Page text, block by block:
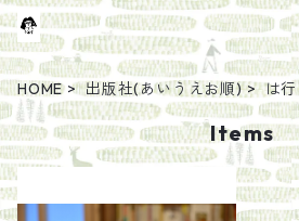
HOME 出版社(あいうえお順) は行
Items